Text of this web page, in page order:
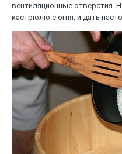
вентиляционные отверстия.
кастрюлю с огня, и дать